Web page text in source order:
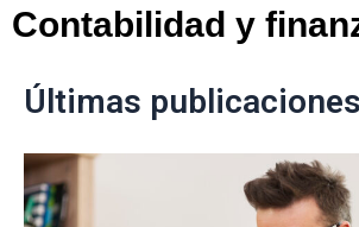
Contabilidad y
Últimas publicaciones